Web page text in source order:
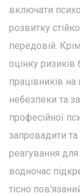
включати
розвитку
передовій.
оцінку
працівників
небезпеки та
професійної
запровадити
реагування
водночас
тісно